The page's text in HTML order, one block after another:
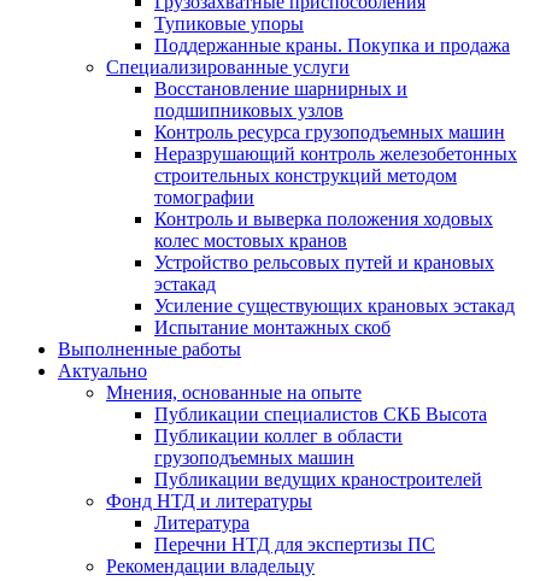
Тупиковые упоры
Поддержанные краны. Покупка и продажа
Cпециализированные услуги
Восстановление шарнирных и
подшипниковых узлов
Контроль ресурса грузоподъемных машин
Неразрушающий контроль железобетонных
строительных конструкций методом
томографии
Контроль и выверка положения ходовых
колес мостовых кранов
Устройство рельсовых путей и крановых
эстакад
Усиление существующих крановых эстакад
Испытание монтажных скоб
Выполненные работы
Актуально
Мнения, основанные на опыте
Публикации специалистов СКБ Высота
Публикации коллег в области
грузоподъемных машин
Публикации ведущих краностроителей
Фонд НТД и литературы
Литература
Перечни НТД для экспертизы ПС
Рекомендации владельцу